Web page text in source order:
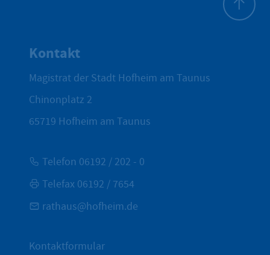
Kontakt
Magistrat der Stadt Hofheim am Taunus
Chinonplatz 2
65719 Hofheim am Taunus
Telefon 06192 / 202 - 0
Telefax 06192 / 7654
rathaus@hofheim.de
Kontaktformular